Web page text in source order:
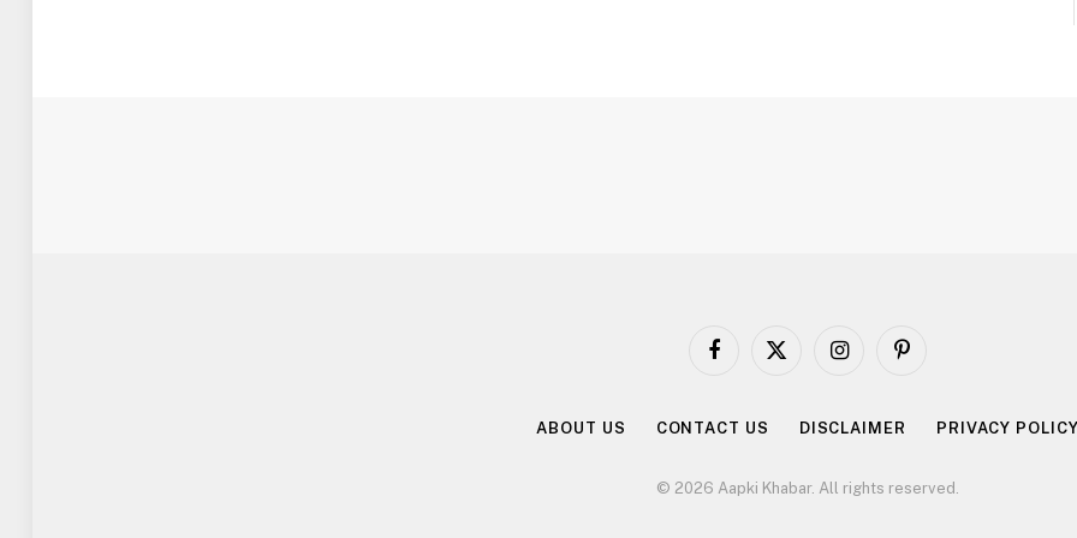
Facebook
X
InstagramPinterest
ABOUT US CONTACT US DISCLAIMER PRIVACY
© 2026 Aapki Khabar. All rights reserved.